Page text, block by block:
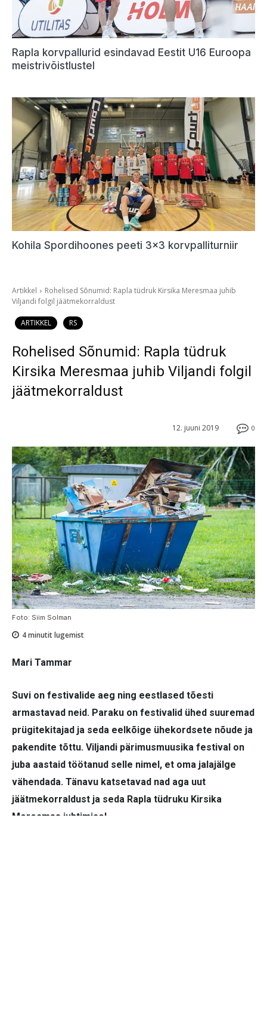
Rapla korvpallurid esindavad Eestit U16 Euroopa
meistrivõistlustel
Kohila Spordihoones peeti 3×3 korvpalliturniir